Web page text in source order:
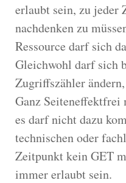
erlaubt sein, zu jeder
nachdenken zu
Ressource darf sich
Gleichwohl darf sich
Zugriffszähler
Ganz Seiteneffektfrei
es darf nicht dazu
technischen oder
Zeitpunkt kein GET
immer erlaubt sein.